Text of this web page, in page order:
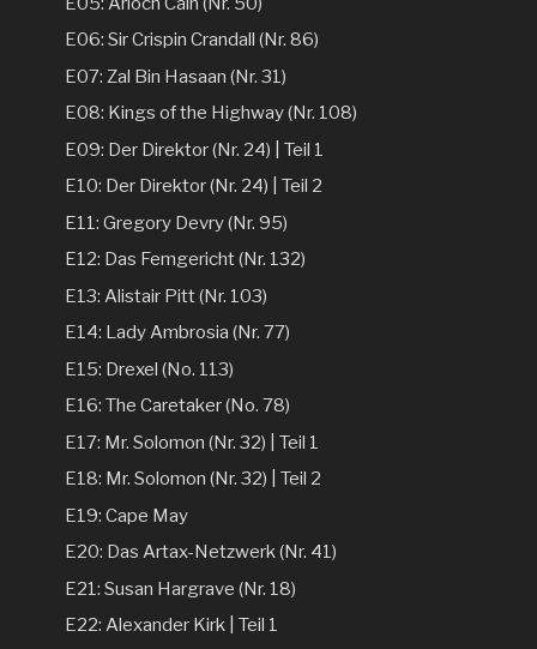
E06: Sir Crispin Crandall (Nr. 86)
E07: Zal Bin Hasaan (Nr. 31)
E08: Kings of the Highway (Nr. 108)
E09: Der Direktor (Nr. 24) | Teil 1
E10: Der Direktor (Nr. 24) | Teil 2
E11: Gregory Devry (Nr. 95)
E12: Das Femgericht (Nr. 132)
E13: Alistair Pitt (Nr. 103)
E14: Lady Ambrosia (Nr. 77)
E15: Drexel (No. 113)
E16: The Caretaker (No. 78)
E17: Mr. Solomon (Nr. 32) | Teil 1
E18: Mr. Solomon (Nr. 32) | Teil 2
E19: Cape May
E20: Das Artax-Netzwerk (Nr. 41)
E21: Susan Hargrave (Nr. 18)
E22: Alexander Kirk | Teil 1